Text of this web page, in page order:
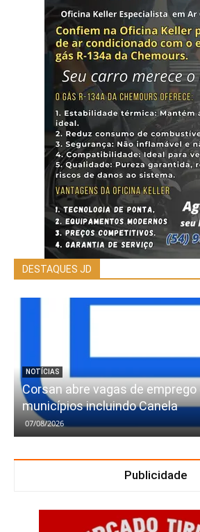
DESTAQUES JD
NOTÍCIAS
Corsan abre vagas de emprego
municípios incluindo Canela
07/08/2026
Publicidade